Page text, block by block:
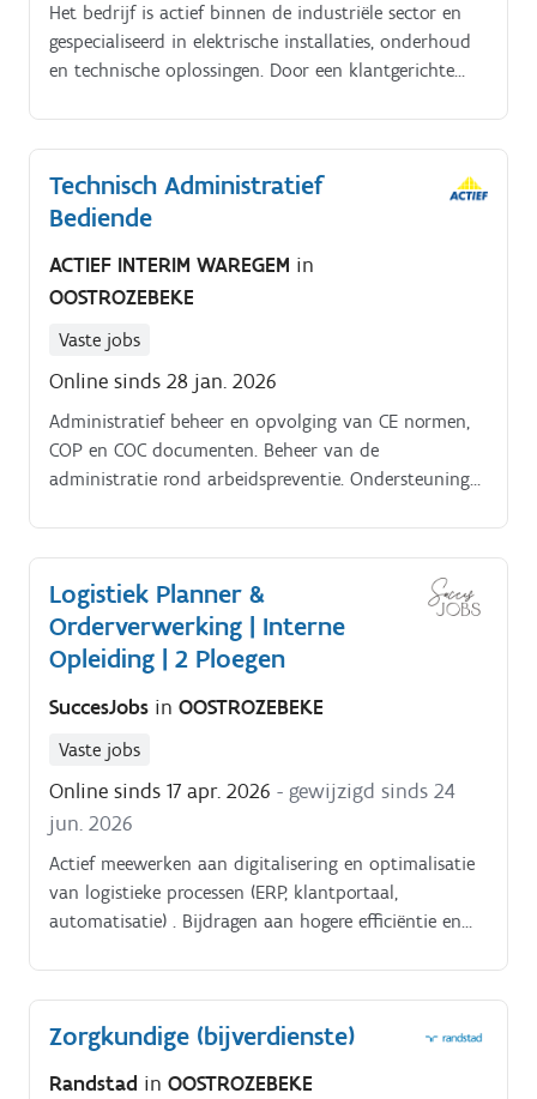
Het bedrijf is actief binnen de industriële sector en
gespecialiseerd in elektrische installaties, onderhoud
en technische oplossingen. Door een klantgerichte
kwaliteit worden projecten efficiënt en professioneel
uitgevoerd.
Technisch Administratief
Bediende
ACTIEF INTERIM WAREGEM in
OOSTROZEBEKE
Vaste jobs
Online sinds 28 jan. 2026
Administratief beheer en opvolging van CE normen,
COP en COC documenten. Beheer van de
administratie rond arbeidspreventie. Ondersteuning
verantwoordelijkheden.
Logistiek Planner &
Orderverwerking | Interne
Opleiding | 2 Ploegen
SuccesJobs in OOSTROZEBEKE
Vaste jobs
Online sinds 17 apr. 2026 - gewijzigd sinds 24
jun. 2026
Actief meewerken aan digitalisering en optimalisatie
van logistieke processen (ERP, klantportaal,
automatisatie) . Bijdragen aan hogere efficiëntie en
Zorgkundige (bijverdienste)
Randstad in OOSTROZEBEKE